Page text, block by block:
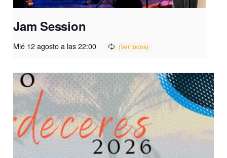
Jam Session
Mié 12 agosto a las 22:00